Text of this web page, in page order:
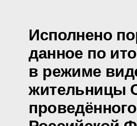
Исполнено
данное по
в режиме
жительницы